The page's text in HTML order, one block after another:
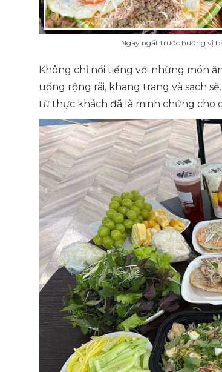
Ngây ngất trước hương vị
Không chỉ nổi tiếng với những món
uống rộng rãi, khang trang và sạch
từ thực khách đã là minh chứng cho